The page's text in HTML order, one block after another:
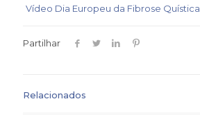
Vídeo Dia Europeu da Fibrose Quística
Partilhar
Relacionados